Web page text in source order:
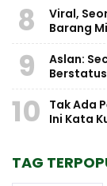
8
Viral,
Barang
9
Aslan:
10
Tak Ada
Ini Kata
TAG